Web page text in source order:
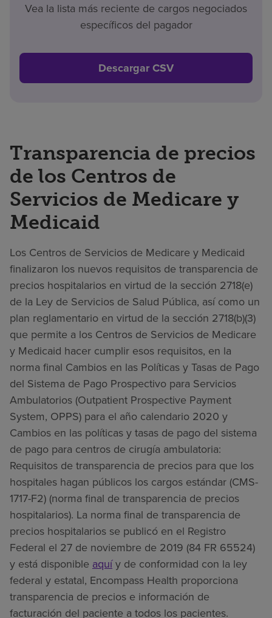
Vea la lista más reciente de cargos negociados
específicos del pagador
Descargar CSV
Transparencia de precios
de los Centros de
Servicios de Medicare y
Medicaid
Los Centros de Servicios de Medicare y Medicaid
finalizaron los nuevos requisitos de transparencia de
precios hospitalarios en virtud de la sección 2718(e)
de la Ley de Servicios de Salud Pública, así como un
plan reglamentario en virtud de la sección 2718(b)(3)
que permite a los Centros de Servicios de Medicare
y Medicaid hacer cumplir esos requisitos, en la
norma final Cambios en las Políticas y Tasas de Pago
del Sistema de Pago Prospectivo para Servicios
Ambulatorios (Outpatient Prospective Payment
System, OPPS) para el año calendario 2020 y
Cambios en las políticas y tasas de pago del sistema
de pago para centros de cirugía ambulatoria:
Requisitos de transparencia de precios para que los
hospitales hagan públicos los cargos estándar (CMS-
1717-F2) (norma final de transparencia de precios
hospitalarios). La norma final de transparencia de
precios hospitalarios se publicó en el Registro
Federal el 27 de noviembre de 2019 (84 FR 65524)
y está disponible aquíy de conformidad con la ley
federal y estatal, Encompass Health proporciona
transparencia de precios e información de
facturación del paciente a todos los pacientes.